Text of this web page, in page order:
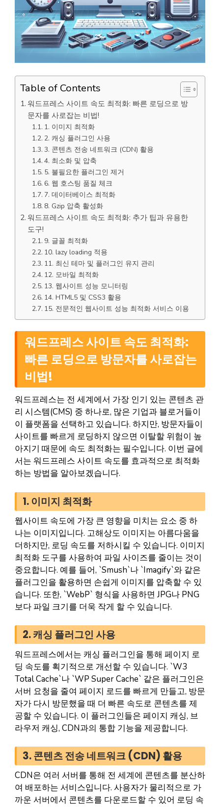
Table of Contents
워드프레스 사이트 속도 최적화: 빠른 로딩으로 방
문자를 사로잡는 비법!
1. 이미지 최적화
2. 캐싱 플러그인 사용
3. 콘텐츠 전송 네트워크 (CDN) 활용
4. 최소화 및 압축
5. 불필요한 플러그인 제거
6. 웹 호스팅 품질 체크
7. 데이터베이스 최적화
8. Gzip 압축 활성화
워드프레스 사이트 속도 최적화: 추가 팁과 유용한
도구!
9. 글꼴 최적화
10. lazy loading 적용
11. 최신 테마 및 플러그인 유지 관리
12. 모바일 최적화
13. 웹사이트 성능 모니터링
14. HTML5 및 CSS3 활용
15. 전문적인 웹사이트 성능 최적화 서비스 이용
워드프레스 사이트 속도 최적화:
빠른 로딩으로 방문자를 사로잡는
비법!
워드프레스는 전 세계에서 가장 인기 있는 콘텐츠 관
리 시스템(CMS) 중 하나로, 많은 기업과 블로거들이
이 플랫폼을 선택하고 있습니다. 하지만, 방문자들이
사이트를 빠르게 로딩하지 않으면 이탈할 위험이 높
아지기 때문에 속도 최적화는 필수입니다. 이번 글에
서는 워드프레스 사이트 속도를 효과적으로 최적화
하는 방법을 알아보겠습니다.
1. 이미지 최적화
웹사이트 속도에 가장 큰 영향을 미치는 요소 중 하
나는 이미지입니다. 고해상도 이미지는 아름다움을
더하지만, 로딩 속도를 저하시킬 수 있습니다. 이미지
최적화 도구를 사용하여 파일 사이즈를 줄이는 것이
중요합니다. 예를 들어, `Smush`나 `Imagify`와 같은
플러그인을 활용하면 손쉽게 이미지를 압축할 수 있
습니다. 또한, `WebP` 형식을 사용하면 JPG나 PNG
보다 파일 크기를 더욱 작게 할 수 있습니다.
2. 캐싱 플러그인 사용
워드프레스에서는 캐싱 플러그인을 통해 페이지 로
딩 속도를 획기적으로 개선할 수 있습니다. `W3
Total Cache`나 `WP Super Cache` 같은 플러그인은
서버 요청을 줄여 페이지 로드를 빠르게 만들고, 방문
자가 다시 방문했을 때 더 빠른 속도로 콘텐츠를 제
공할 수 있습니다. 이 플러그인들은 페이지 캐싱, 브
라우저 캐싱, CDN과의 통합 기능을 제공합니다.
3. 콘텐츠 전송 네트워크 (CDN) 활용
CDN은 여러 서버를 통해 전 세계에 콘텐츠를 분산하
여 배포하는 서비스입니다. 사용자가 물리적으로 가
까운 서버에서 콘텐츠를 다운로드할 수 있어 로딩 속